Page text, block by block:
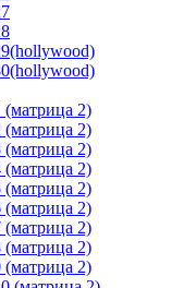
(матрица 2)
(матрица 2)
(матрица 2)
(матрица 2)
(матрица 2)
(матрица 2)
(матрица 2)
(матрица 2)
(матрица 2)